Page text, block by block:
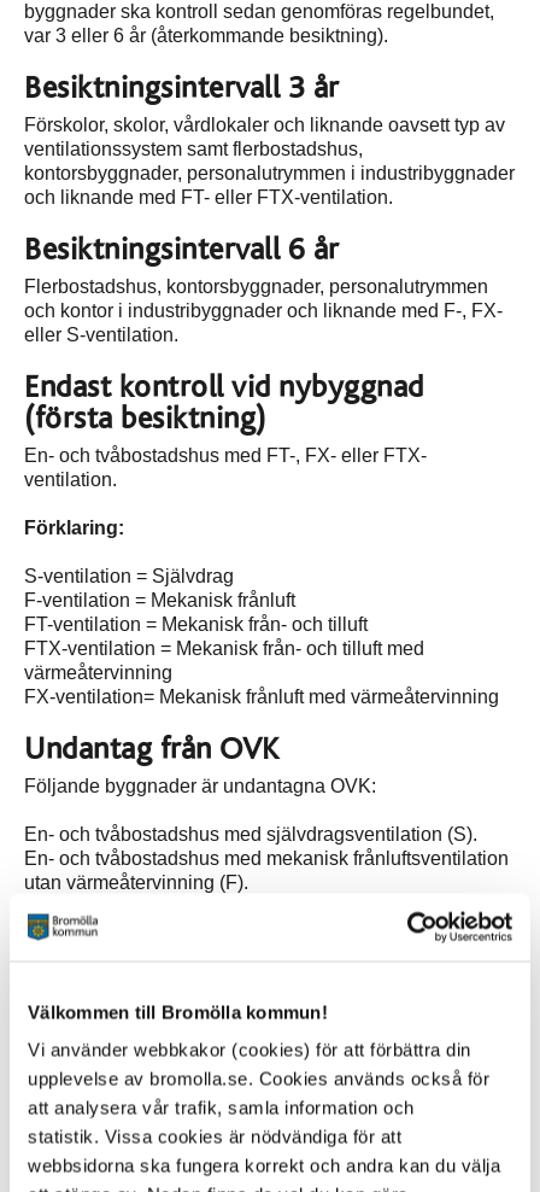
Välkommen till Bromölla kommun!
Vi använder webbkakor (cookies) för att förbättra din
upplevelse av bromolla.se. Cookies används också för
att analysera vår trafik, samla information och
statistik. Vissa cookies är nödvändiga för att
webbsidorna ska fungera korrekt och andra kan du välja
byggnader ska kontroll sedan genomföras regelbundet,
var 3 eller 6 år (återkommande besiktning).
Besiktningsintervall 3 år
Förskolor, skolor, vårdlokaler och liknande oavsett typ av
ventilationssystem samt flerbostadshus,
kontorsbyggnader, personalutrymmen i industribyggnader
och liknande med FT- eller FTX-ventilation.
Besiktningsintervall 6 år
Flerbostadshus, kontorsbyggnader, personalutrymmen
och kontor i industribyggnader och liknande med F-, FX-
eller S-ventilation.
Endast kontroll vid nybyggnad
(första besiktning)
En- och tvåbostadshus med FT-, FX- eller FTX-
ventilation.
Förklaring:
S-ventilation = Självdrag
F-ventilation = Mekanisk frånluft
FT-ventilation = Mekanisk från- och tilluft
FTX-ventilation = Mekanisk från- och tilluft med
värmeåtervinning
FX-ventilation= Mekanisk frånluft med värmeåtervinning
Undantag från OVK
Följande byggnader är undantagna OVK:
En- och tvåbostadshus med självdragsventilation (S).
En- och tvåbostadshus med mekanisk frånluftsventilation
utan värmeåtervinning (F).
Ekonomibyggnader för jordbruk, skogsbruk eller liknande.
Fritidshus.
Ansvar
Det är byggnadens ägare som ska se till att
funktionskontroll av ventilationssystem utförs enligt
bestämmelserna i Plan- och bygglagen, PBL och Plan-
och byggförordningen, PBF.
Vem utför OVK?